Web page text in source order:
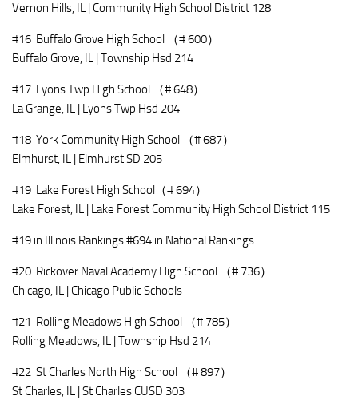
Vernon Hills, IL | Community High School District 128
#16 Buffalo Grove High School （# 600）
Buffalo Grove, IL | Township Hsd 214
#17 Lyons Twp High School （# 648）
La Grange, IL | Lyons Twp Hsd 204
#18 York Community High School （# 687）
Elmhurst, IL | Elmhurst SD 205
#19 Lake Forest High School（# 694）
Lake Forest, IL | Lake Forest Community High School District 115
#19 in Illinois Rankings #694 in National Rankings
#20 Rickover Naval Academy High School （# 736）
Chicago, IL | Chicago Public Schools
#21 Rolling Meadows High School （# 785）
Rolling Meadows, IL | Township Hsd 214
#22 St Charles North High School （# 897）
St Charles, IL | St Charles CUSD 303